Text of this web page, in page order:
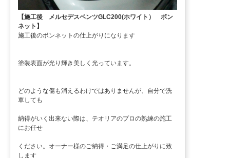
【施工後 メルセデスベンツGLC200(ホワイト） ボン
ネット】
施工後のボンネットの仕上がりになります
塗装表面が光り輝き美しく光っています。
どのような傷も消えるわけではありませんが、自分で洗
車しても
納得がいく出来ない際は、テオリアのプロの熟練の施工
にお任せ
ください。オーナー様のご納得・ご満足の仕上がりに致
します